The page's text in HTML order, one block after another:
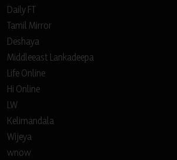
Daily FT
Tamil Mirror
Deshaya
Middleeast Lankadeepa
Life Online
Hi Online
LW
Kelimandala
Wijeya
wnow